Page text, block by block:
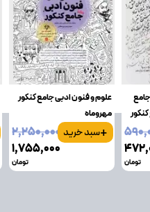
تومان
علوم و فنون ادبی جامع کنکور
مهروماه
+سبد خرید ۲٬۲۵۰٬۰۰۰
۱٬۷۵۵٬۰۰۰
تومان